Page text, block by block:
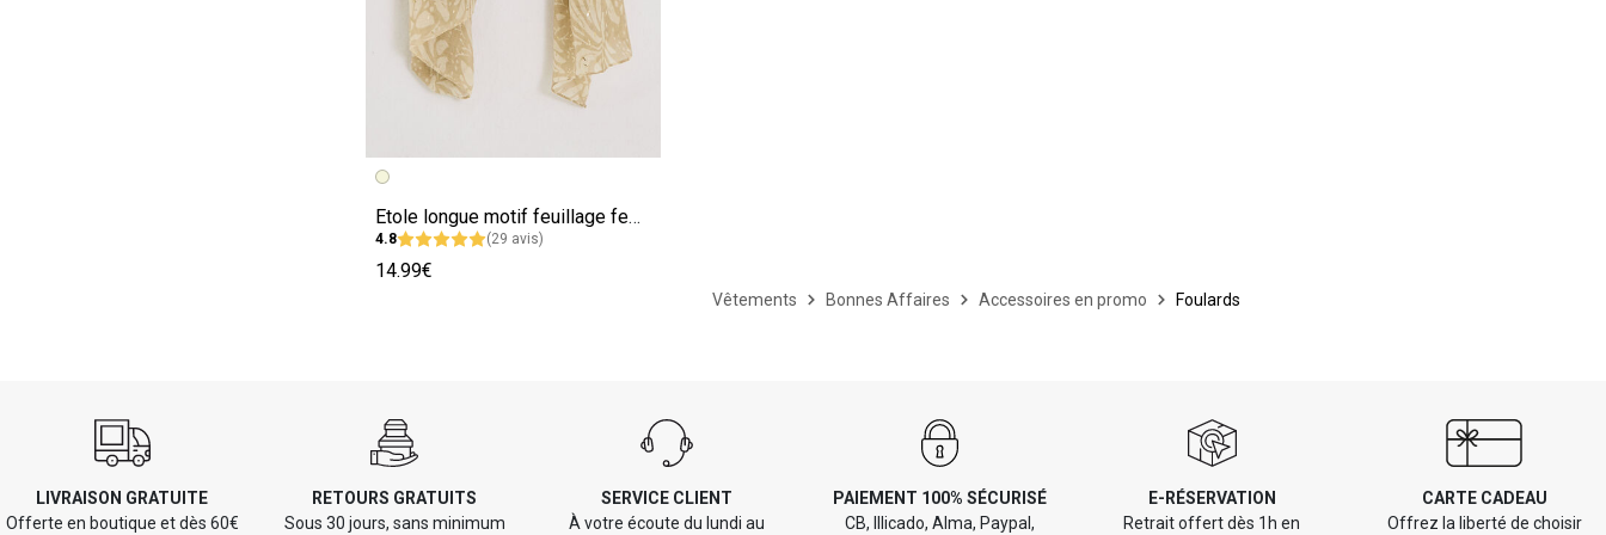
Image précédente
Image suivante
Etole longue motif feuillage femme
4.8 (29 avis)
14.99€
Vêtements Bonnes Affaires Accessoires en promo Foulards
LIVRAISON GRATUITE
Offerte en boutique et dès 60€
RETOURS GRATUITS
Sous 30 jours, sans minimum
SERVICE CLIENT
À votre écoute du lundi au
PAIEMENT 100% SÉCURISÉ
CB, Illicado, Alma, Paypal,
E-RÉSERVATION
Retrait offert dès 1h en
CARTE CADEAU
Offrez la liberté de choisir